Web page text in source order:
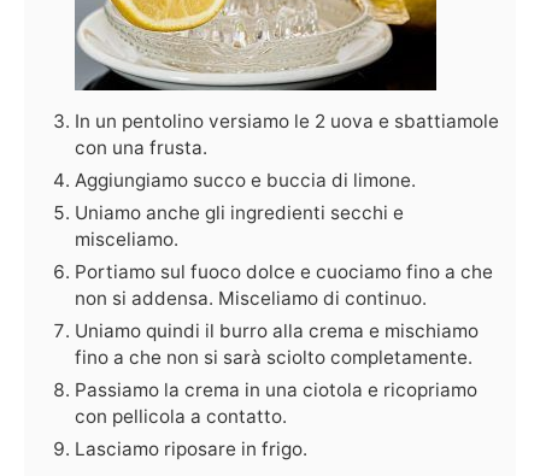
In un pentolino versiamo le 2 uova e sbattiamole
con una frusta.
Aggiungiamo succo e buccia di limone.
Uniamo anche gli ingredienti secchi e
misceliamo.
Portiamo sul fuoco dolce e cuociamo fino a che
non si addensa. Misceliamo di continuo.
Uniamo quindi il burro alla crema e mischiamo
fino a che non si sarà sciolto completamente.
Passiamo la crema in una ciotola e ricopriamo
con pellicola a contatto.
Lasciamo riposare in frigo.